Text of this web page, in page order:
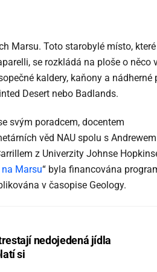
Marsu. Toto starobylé místo,
se rozkládá na ploše o něco
kaldery, kaňony a nádherné
Desert nebo Badlands.
svým poradcem, docentem
věd NAU spolu s Andrewem
z Univerzity Johnse
na Marsu“ byla financována
v časopise Geology.
nedojedená jídla
si